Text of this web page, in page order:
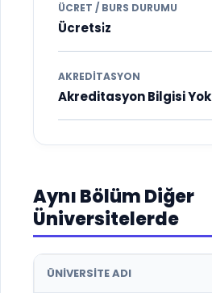
ÜCRET / BURS DURUMU
Ücretsi̇z
AKREDITASYON
Akreditasyon Bilgisi Yok
Aynı Bölüm Diğer
Üniversitelerde
ÜNIVERSITE ADI